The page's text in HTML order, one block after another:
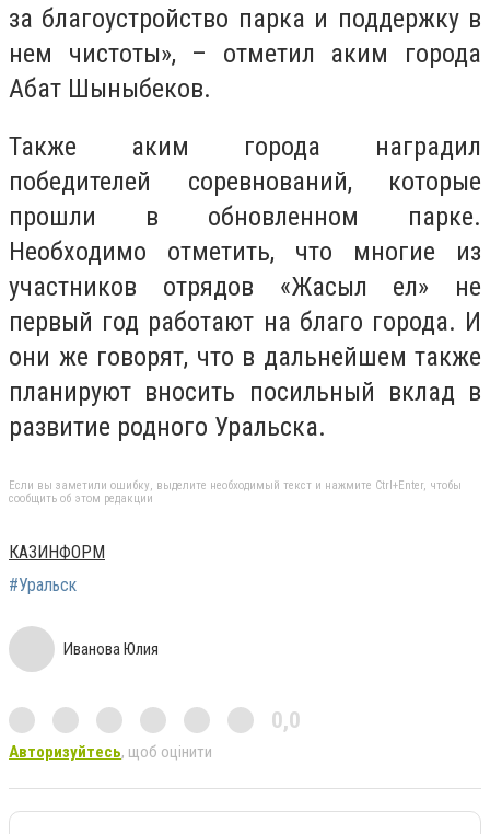
за благоустройство парка и поддержку в
нем чистоты», – отметил аким города
Абат Шыныбеков.
Также аким города наградил
победителей соревнований, которые
прошли в обновленном парке.
Необходимо отметить, что многие из
участников отрядов «Жасыл ел» не
первый год работают на благо города. И
они же говорят, что в дальнейшем также
планируют вносить посильный вклад в
развитие родного Уральска.
Если вы заметили ошибку, выделите необходимый текст и нажмите Ctrl+Enter, чтобы
сообщить об этом редакции
КАЗИНФОРМ
#Уральск
Иванова Юлия
0,0
Авторизуйтесь, щоб оцінити